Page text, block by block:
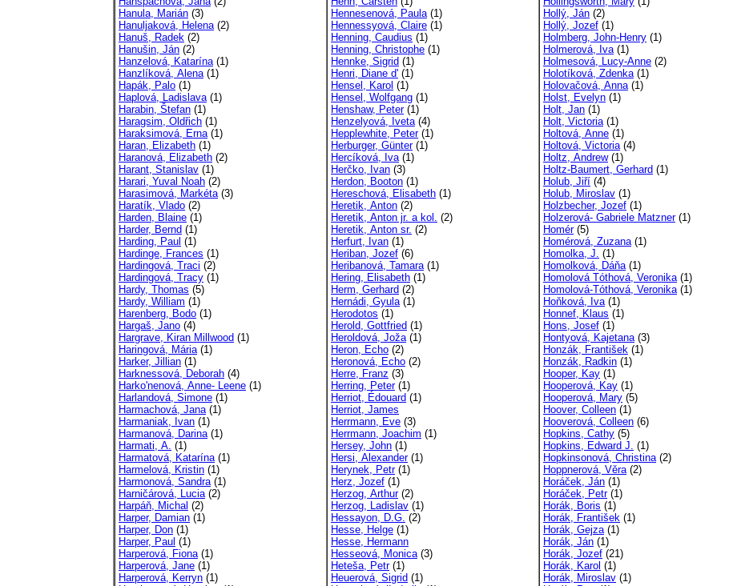
Hanula, Marián (3)
Hanuljaková, Helena(2)
Hanuš, Radek (2)
Hanušin, Ján (2)
Hanzelová, Katarína(1)
Hanzlíková, Alena(1)
Hapák, Palo (1)
Haplová, Ladislava(1)
Harabin, Štefan (1)
Haragsim, Oldřich (1)
Haraksimová, Erna(1)
Haran, Elizabeth (1)
Haranová, Elizabeth (2)
Harant, Stanislav (1)
Harari, Yuval Noah (2)
Harasimová, Markéta(3)
Haratík, Vlado (2)
Harden, Blaine (1)
Harder, Bernd (1)
Harding, Paul (1)
Hardinge, Frances (1)
Hardingová, Traci (2)
Hardingová, Tracy (1)
Hardy, Thomas (5)
Hardy, William (1)
Harenberg, Bodo (1)
Hargaš, Jano (4)
Hargrave, Kiran Millwood (1)
Haringová, Mária(1)
Harker, Jillian (1)
Harknessová, Deborah (4)
Harko'nenová, Anne- Leene (1)
Harlandová, Simone (1)
Harmachová, Jana(1)
Harmaniak, Ivan (1)
Harmanová, Darina(1)
Harmati, A. (1)
Harmatová, Katarína(1)
Harmelová, Kristin (1)
Harmonová, Sandra(1)
Harničárová, Lucia(2)
Harpáň, Michal (2)
Harper, Damian (1)
Harper, Don (1)
Harper, Paul (1)
Harperová, Fiona(1)
Harperová, Jane (1)
Harperová, Kerryn (1)
Hennesenová, Paula(1)
Hennessyová, Claire (1)
Henning, Caudius (1)
Henning, Christophe (1)
Hennke, Sigrid (1)
Henri, Diane d' (1)
Hensel, Karol (1)
Hensel, Wolfgang (1)
Henshaw, Peter(1)
Henzelyová, Iveta(4)
Hepplewhite, Peter(1)
Herburger, Günter(1)
Hercíková, Iva(1)
Herčko, Ivan (3)
Herdon, Booton (1)
Hereschová, Elisabeth (1)
Heretik, Anton (2)
Heretik, Anton jr. a kol. (2)
Heretik, Anton sr. (2)
Herfurt, Ivan (1)
Heriban, Jozef (6)
Heribanová, Tamara(1)
Hering, Elisabeth (1)
Herm, Gerhard (2)
Hernádi, Gyula(1)
Herodotos (1)
Herold, Gottfried (1)
Heroldová, Joža(1)
Heron, Echo (2)
Heronová, Echo (2)
Herre, Franz (3)
Herring, Peter(1)
Herriot, Édouard (1)
Herriot, James
Herrmann, Eve (3)
Herrmann, Joachim (1)
Hersey, John (1)
Hersi, Alexander(1)
Herynek, Petr(1)
Herz, Jozef (1)
Herzog, Arthur(2)
Herzog, Ladislav (1)
Hessayon, D.G. (2)
Hesse, Helge (1)
Hesse, Hermann
Hesseová, Monica(3)
Heteša, Petr(1)
Heuerová, Sigrid (1)
Hollý, Ján (2)
Hollý, Jozef (1)
Holmberg, John-Henry (1)
Holmerová, Iva(1)
Holmesová, Lucy-Anne (2)
Holotíková, Zdenka(1)
Holovačová, Anna(1)
Holst, Evelyn (1)
Holt, Jan (1)
Holt, Victoria(1)
Holtová, Anne (1)
Holtová, Victoria(4)
Holtz, Andrew(1)
Holtz-Baumert, Gerhard (1)
Holub, Jiří (4)
Holub, Miroslav (1)
Holzbecher, Jozef (1)
Holzerová- Gabriele Matzner(1)
Homér(5)
Homérová, Zuzana(1)
Homolka, J. (1)
Homolková, Dáňa(1)
Homolová Tóthová, Veronika(1)
Homolová-Tóthová, Veronika(1)
Hoňková, Iva(1)
Honnef, Klaus (1)
Hons, Josef (1)
Hontyová, Kajetana(3)
Honzák, František (1)
Honzák, Radkin (1)
Hooper, Kay (1)
Hooperová, Kay (1)
Hooperová, Mary (5)
Hoover, Colleen (1)
Hooverová, Colleen (6)
Hopkins, Cathy (5)
Hopkins, Edward J. (1)
Hopkinsonová, Christina(2)
Hoppnerová, Věra(2)
Horáček, Ján (1)
Horáček, Petr(1)
Horák, Boris (1)
Horák, František (1)
Horák, Gejza(1)
Horák, Ján (1)
Horák, Jozef (21)
Horák, Karol (1)
Horák, Miroslav (1)